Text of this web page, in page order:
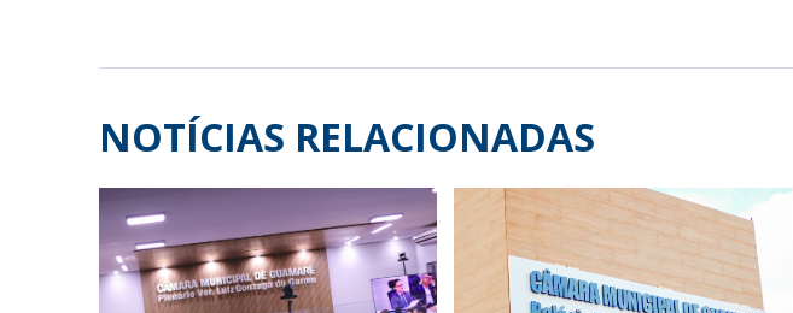
NOTÍCIAS RELACIONADAS